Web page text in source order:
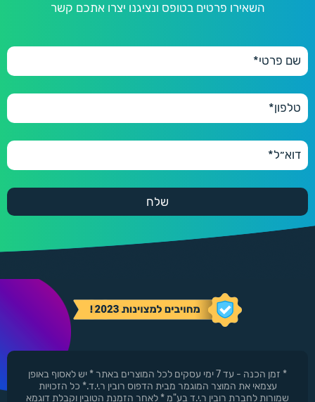
השאירו פרטים בטופס ונציגנו יצרו אתכם קשר
* זמן הכנה - עד 7 ימי עסקים לכל המוצרים באתר * יש לאסוף באופן
עצמאי את המוצר המוגמר מבית הדפוס רובין ר.י.ד.* כל הזכויות
שמורות לחברת רובין ר.י.ד בע"מ * לאחר הזמנת הטובין וקבלת דוגמא